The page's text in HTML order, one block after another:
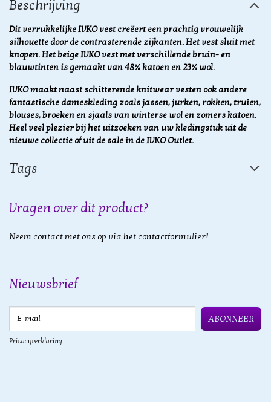
Beschrijving
Dit verrukkelijke IVKO vest creëert een prachtig vrouwelijk
silhouette door de contrasterende zijkanten. Het vest sluit met
knopen. Het beige IVKO vest met verschillende bruin- en
blauwtinten is gemaakt van 48% katoen en 23% wol.
IVKO maakt naast schitterende knitwear vesten ook andere
fantastische dameskleding zoals jassen, jurken, rokken, truien,
blouses, broeken en sjaals van winterse wol en zomers katoen.
Heel veel plezier bij het uitzoeken van uw kledingstuk uit de
nieuwe collectie of uit de sale in de IVKO Outlet.
Tags
Vragen over dit product?
Neem contact met ons op via het contactformulier!
Nieuwsbrief
ABONNEER
Privacyverklaring